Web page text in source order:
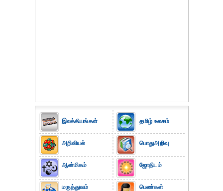
இலக்கியங்கள்
அறிவியல்
ஆன்மிகம்
மருத்துவம்
தமிழ் உலகம்
பொதுஅறிவு
ஜோதிடம்
பெண்கள்